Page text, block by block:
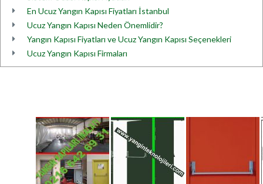
En Ucuz Yangın Kapısı Fiyatları İstanbul
Ucuz Yangın Kapısı Neden Önemlidir?
Yangın Kapısı Fiyatları ve Ucuz Yangın Kapısı Seçenekleri
Ucuz Yangın Kapısı Firmaları